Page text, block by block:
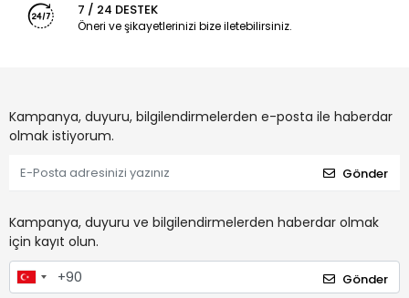
7 / 24 DESTEK
Öneri ve şikayetlerinizi bize iletebilirsiniz.
Kampanya, duyuru, bilgilendirmelerden e-posta ile haberdar
olmak istiyorum.
Gönder
Kampanya, duyuru ve bilgilendirmelerden haberdar olmak
için kayıt olun.
Gönder